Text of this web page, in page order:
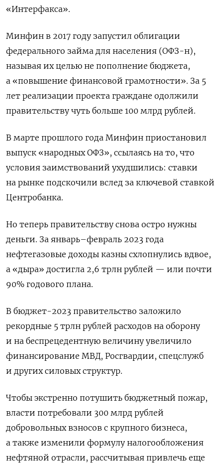
«Интерфакса».
Минфин в 2017 году запустил облигации
федерального займа для населения (ОФЗ-н),
называя их целью не пополнение бюджета,
а «повышение финансовой грамотности». За 5
лет реализации проекта граждане одолжили
правительству чуть больше 100 млрд рублей.
В марте прошлого года Минфин приостановил
выпуск «народных ОФЗ», ссылаясь на то, что
условия заимствований ухудшились: ставки
на рынке подскочили вслед за ключевой ставкой
Центробанка.
Но теперь правительству снова остро нужны
деньги. За январь–февраль 2023 года
нефтегазовые доходы казны схлопнулись вдвое,
а «дыра» достигла 2,6 трлн рублей — или почти
90% годового плана.
В бюджет-2023 правительство заложило
рекордные 5 трлн рублей расходов на оборону
и на беспрецедентную величину увеличило
финансирование МВД, Росгвардии, спецслужб
и других силовых структур.
Чтобы экстренно потушить бюджетный пожар,
власти потребовали 300 млрд рублей
добровольных взносов с крупного бизнеса,
а также изменили формулу налогообложения
нефтяной отрасли, рассчитывая привлечь еще